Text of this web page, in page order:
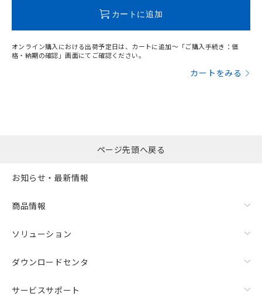
カートに追加
オンライン購入における出荷予定日は、カートに追加～「ご購入手続き：価
格・納期の確認」画面にてご確認ください。
カートをみる
ページ先頭へ戻る
お知らせ・最新情報
商品情報
ソリューション
ダウンロードセンタ
サービスサポート